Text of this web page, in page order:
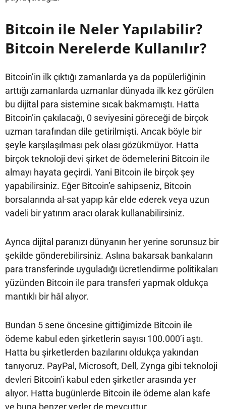
Bitcoin ile Neler Yapılabilir?
Bitcoin Nerelerde Kullanılır?
Bitcoin’in ilk çıktığı zamanlarda ya da popülerliğinin
arttığı zamanlarda uzmanlar dünyada ilk kez görülen
bu dijital para sistemine sıcak bakmamıştı. Hatta
Bitcoin’in çakılacağı, 0 seviyesini göreceği de birçok
uzman tarafından dile getirilmişti. Ancak böyle bir
şeyle karşılaşılması pek olası gözükmüyor. Hatta
birçok teknoloji devi şirket de ödemelerini Bitcoin ile
almayı hayata geçirdi. Yani Bitcoin ile birçok şey
yapabilirsiniz. Eğer Bitcoin’e sahipseniz, Bitcoin
borsalarında al-sat yapıp kâr elde ederek veya uzun
vadeli bir yatırım aracı olarak kullanabilirsiniz.
Ayrıca dijital paranızı dünyanın her yerine sorunsuz bir
şekilde gönderebilirsiniz. Aslına bakarsak bankaların
para transferinde uyguladığı ücretlendirme politikaları
yüzünden Bitcoin ile para transferi yapmak oldukça
mantıklı bir hâl alıyor.
Bundan 5 sene öncesine gittiğimizde Bitcoin ile
ödeme kabul eden şirketlerin sayısı 100.000’i aştı.
Hatta bu şirketlerden bazılarını oldukça yakından
tanıyoruz. PayPal, Microsoft, Dell, Zynga gibi teknoloji
devleri Bitcoin’i kabul eden şirketler arasında yer
alıyor. Hatta bugünlerde Bitcoin ile ödeme alan kafe